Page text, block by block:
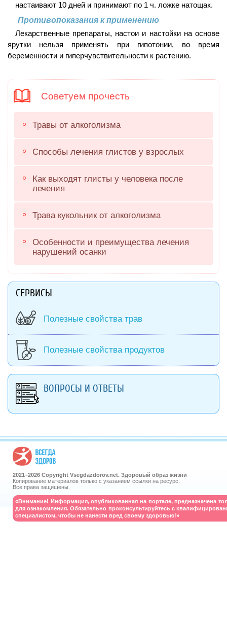
настаивают 10 дней и принимают по 1 ч. ложке натощак.
Противопоказания к применению
Лекарственные препараты, настои и настойки на основе
ярутки нельзя применять при гипотонии, во время
беременности и гиперчувствительности к растению.
Советуем прочесть
Травы от алкоголизма
Способы лечения глистов у взрослых
Как выходят глисты у человека после
лечения
Трава кукольник от алкоголизма
Особенности и преимущества лечения
нарушений осанки
СЕРВИСЫ
Полезные свойства трав
Полезные свойства продуктов
ВОПРОСЫ И ОТВЕТЫ
2021–2026 Copyright Vsegdazdorov.net. Здоровый образ жизни
Копирование материалов только с указанием ссылки на ресурс.
Все права защищены.
«Внимание! Информация, опубликованная на портале, предназначена
для ознакомления. Обязательно проконсультируйтесь с
специалистом, чтобы не нанести вред своему здоровью!»